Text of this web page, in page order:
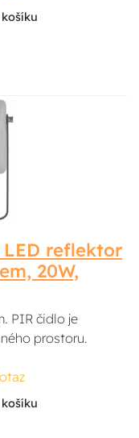
LED reflektor
20W,
PIR čidlo je
prostoru.